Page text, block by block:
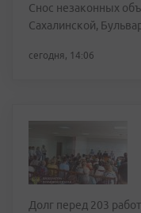
Снос незаконных
Сахалинской,
сегодня, 14:06
Долг перед 203